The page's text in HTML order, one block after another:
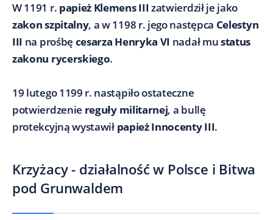
W 1191 r. papież Klemens III zatwierdził je jako
zakon szpitalny, a w 1198 r. jego następca Celestyn
III na prośbę cesarza Henryka VI nadał mustatus
zakonu rycerskiego.
19 lutego 1199 r. nastąpiło ostateczne
potwierdzenie reguły militarnej, a bullę
protekcyjną wystawił papież Innocenty III.
Krzyżacy - działalność w Polsce i Bitwa
pod Grunwaldem